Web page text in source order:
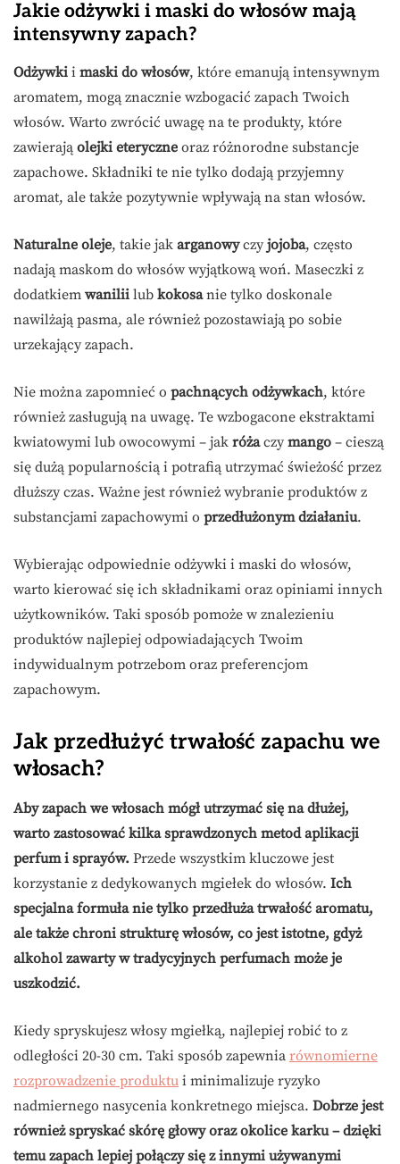
Jakie odżywki i maski do włosów mają
intensywny zapach?
Odżywki i maski do włosów, które emanują intensywnym
aromatem, mogą znacznie wzbogacić zapach Twoich
włosów. Warto zwrócić uwagę na te produkty, które
zawierają olejki eteryczne oraz różnorodne substancje
zapachowe. Składniki te nie tylko dodają przyjemny
aromat, ale także pozytywnie wpływają na stan włosów.
Naturalne oleje, takie jak arganowyczy jojoba, często
nadają maskom do włosów wyjątkową woń. Maseczki z
dodatkiem wanilii lub kokosanie tylko doskonale
nawilżają pasma, ale również pozostawiają po sobie
urzekający zapach.
Nie można zapomnieć o pachnących odżywkach, które
również zasługują na uwagę. Te wzbogacone ekstraktami
kwiatowymi lub owocowymi – jak różaczy mango – cieszą
się dużą popularnością i potrafią utrzymać świeżość przez
dłuższy czas. Ważne jest również wybranie produktów z
substancjami zapachowymi o przedłużonym działaniu.
Wybierając odpowiednie odżywki i maski do włosów,
warto kierować się ich składnikami oraz opiniami innych
użytkowników. Taki sposób pomoże w znalezieniu
produktów najlepiej odpowiadających Twoim
indywidualnym potrzebom oraz preferencjom
zapachowym.
Jak przedłużyć trwałość zapachu we
włosach?
Aby zapach we włosach mógł utrzymać się na dłużej,
warto zastosować kilka sprawdzonych metod aplikacji
perfum i sprayów. Przede wszystkim kluczowe jest
korzystanie z dedykowanych mgiełek do włosów. Ich
specjalna formuła nie tylko przedłuża trwałość aromatu,
ale także chroni strukturę włosów, co jest istotne, gdyż
alkohol zawarty w tradycyjnych perfumach może je
uszkodzić.
Kiedy spryskujesz włosy mgiełką, najlepiej robić to z
odległości 20-30 cm. Taki sposób zapewnia równomierne
rozprowadzenie produktu i minimalizuje ryzyko
nadmiernego nasycenia konkretnego miejsca. Dobrze jest
również spryskać skórę głowy oraz okolice karku – dzięki
temu zapach lepiej połączy się z innymi używanymi